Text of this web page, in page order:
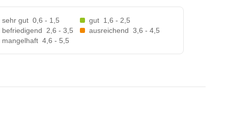
sehr gut 0,6 - 1,5 gut 1,6 - 2,5
befriedigend
2,6 - 3,5 ausreichend 3,6 - 4,5
mangelhaft 4,6 - 5,5